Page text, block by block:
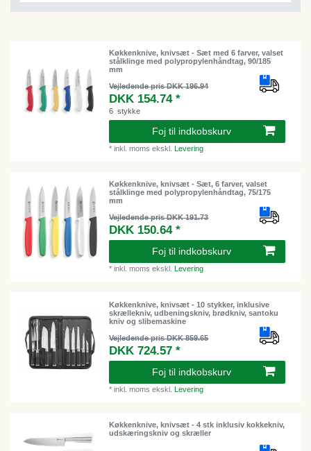
Køkkenknive, knivsæt - Sæt med 6 farver, valset
stålklinge med polypropylenhåndtag, 90/185
mm
Vejledende pris DKK 196.94
DKK 154.74 *
6 stykke
Foj til indkobskurv
*inkl. moms ekskl.Levering
Køkkenknive, knivsæt - Sæt, 6 farver, valset
stålklinge med polypropylenhåndtag, 75/175
mm
Vejledende pris DKK 191.73
DKK 150.64 *
Foj til indkobskurv
*inkl. moms ekskl.Levering
Køkkenknive, knivsæt - 10 stykker, inklusive
skrællekniv, udbeningskniv, brødkniv, santoku
kniv og slibemaskine
Vejledende pris DKK 859.65
DKK 724.57 *
Foj til indkobskurv
*inkl. moms ekskl.Levering
Køkkenknive, knivsæt - 4 stk inklusiv kokkekniv,
udskæringskniv og skræller